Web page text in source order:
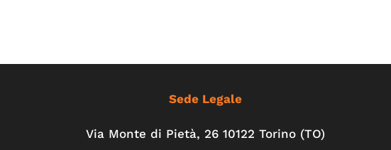
Sede Legale
Via Monte di Pietà, 26 10122 Torino (TO)